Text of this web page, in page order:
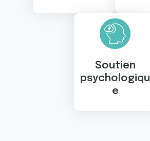
Soutien
psychologiqu
e